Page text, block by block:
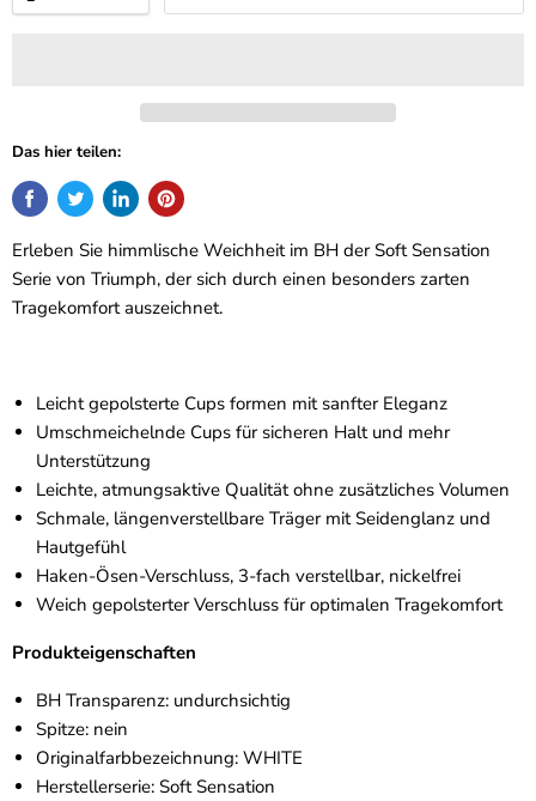
Das hier teilen:
Erleben Sie himmlische Weichheit im BH der Soft Sensation
Serie von Triumph, der sich durch einen besonders zarten
Tragekomfort auszeichnet.
Leicht gepolsterte Cups formen mit sanfter Eleganz
Umschmeichelnde Cups für sicheren Halt und mehr
Unterstützung
Leichte, atmungsaktive Qualität ohne zusätzliches Volumen
Schmale, längenverstellbare Träger mit Seidenglanz und
Hautgefühl
Haken-Ösen-Verschluss, 3-fach verstellbar, nickelfrei
Weich gepolsterter Verschluss für optimalen Tragekomfort
Produkteigenschaften
BH Transparenz: undurchsichtig
Spitze: nein
Originalfarbbezeichnung: WHITE
Herstellerserie: Soft Sensation